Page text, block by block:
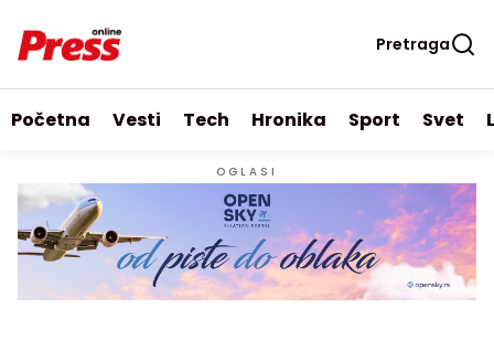
Pretraga
Početna Vesti Tech Hronika Sport Svet
OGLASI